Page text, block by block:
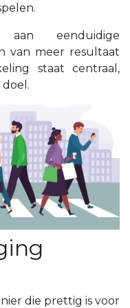
eenduidige
van meer resultaat
staat centraal,
die prettig is voor